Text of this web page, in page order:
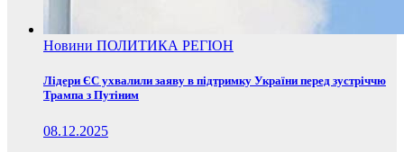
Новини ПОЛИТИКА РЕГІОН
Лідери ЄС ухвалили заяву в підтримку України перед зустріччю
Трампа з Путіним
08.12.2025